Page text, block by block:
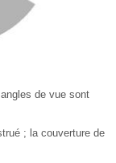
de vue sont
; la couverture de